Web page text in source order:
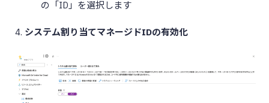
の「ID」を選択します
システム割り当てマネージドIDの有効化